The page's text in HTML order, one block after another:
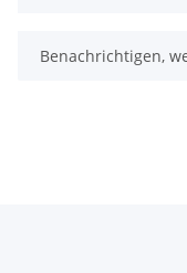
Benachrichtigen,